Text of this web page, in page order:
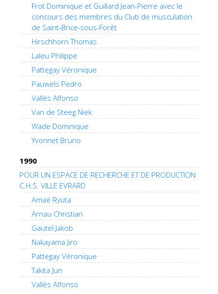
Frot Dominique et Guillard Jean-Pierre avec le
concours des membres du Club de musculation
de Saint-Brice-sous-Forêt
Hirschhorn Thomas
Laleu Philippe
Pattegay Véronique
Pauwels Pedro
Vallès Alfonso
Van de Steeg Niek
Wade Dominique
Yvonnet Bruno
1990
POUR UN ESPACE DE RECHERCHE ET DE PRODUCTION
C.H.S. VILLE EVRARD
Amaé Ryuta
Arnau Christian
Gautel Jakob
Nakayama Jiro
Pattegay Véronique
Takita Jun
Vallès Alfonso